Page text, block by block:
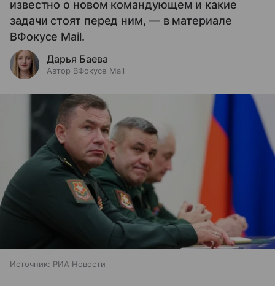
известно о новом командующем и какие
задачи стоят перед ним, — в материале
ВФокусе Mail.
Дарья Баева
Автор ВФокусе Mail
Источник: РИА Новости